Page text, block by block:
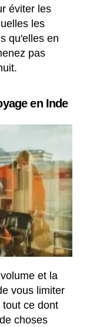
éviter les
les
qu'elles en
pas
en Inde
et la
vous limiter
ce dont
choses